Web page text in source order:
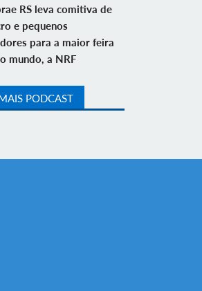
RS leva comitiva de
e pequenos
para a maior feira
mundo, a NRF
PODCAST